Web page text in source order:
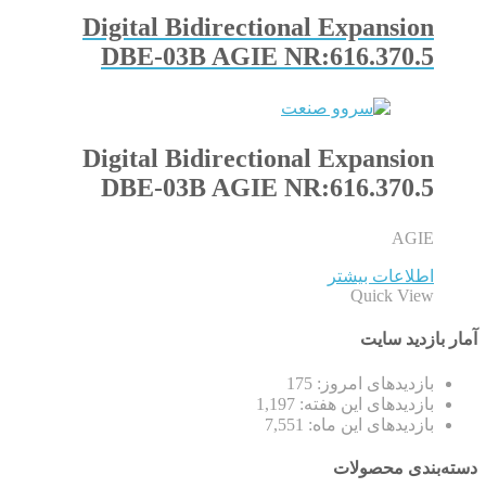
Digital Bidirectional Expansion
DBE-03B AGIE NR:616.370.5
Digital Bidirectional Expansion
DBE-03B AGIE NR:616.370.5
AGIE
اطلاعات بیشتر
Quick View
آمار بازدید سایت
بازدیدهای امروز: 175
بازدیدهای این هفته: 1,197
بازدیدهای این ماه: 7,551
دسته‌بندی محصولات